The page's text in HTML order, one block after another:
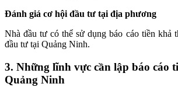
Đánh giá cơ hội đầu tư tại địa phương
Nhà đầu tư có thể sử dụng báo cáo tiền khả
đầu tư tại Quảng Ninh.
3. Những lĩnh vực cần lập báo cáo
Quảng Ninh